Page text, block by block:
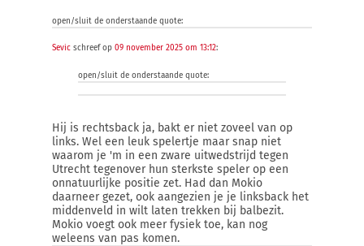
open/sluit de onderstaande quote:
Sevic schreef op 09 november 2025 om 13:12:
open/sluit de onderstaande quote:
Hij is rechtsback ja, bakt er niet zoveel van op
links. Wel een leuk spelertje maar snap niet
waarom je 'm in een zware uitwedstrijd tegen
Utrecht tegenover hun sterkste speler op een
onnatuurlijke positie zet. Had dan Mokio
daarneer gezet, ook aangezien je je linksback het
middenveld in wilt laten trekken bij balbezit.
Mokio voegt ook meer fysiek toe, kan nog
weleens van pas komen.